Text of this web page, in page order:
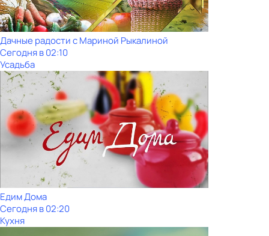
Дачные радости с Мариной Рыкалиной
Сегодня в 02:10
Усадьба
Едим Дома
Сегодня в 02:20
Кухня